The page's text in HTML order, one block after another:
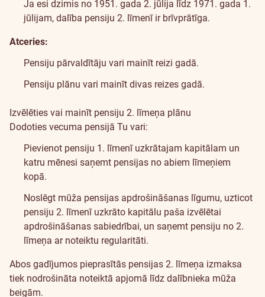
Ja esi dzimis no 1951. gada 2. jūlija līdz 1971. gada 1.
jūlijam, dalība pensiju 2. līmenī ir brīvprātīga.
Atceries:
Pensiju pārvaldītāju vari mainīt reizi gadā.
Pensiju plānu vari mainīt divas reizes gadā.
Izvēlēties vai mainīt pensiju 2. līmeņa plānu
Dodoties vecuma pensijā Tu vari:
Pievienot pensiju 1. līmenī uzkrātajam kapitālam un
katru mēnesi saņemt pensijas no abiem līmeņiem
kopā.
Noslēgt mūža pensijas apdrošināšanas līgumu, uzticot
pensiju 2. līmenī uzkrāto kapitālu paša izvēlētai
apdrošināšanas sabiedrībai, un saņemt pensiju no 2.
līmeņa ar noteiktu regularitāti.
Abos gadījumos pieprasītās pensijas 2. līmeņa izmaksa
tiek nodrošināta noteiktā apjomā līdz dalībnieka mūža
beigām.